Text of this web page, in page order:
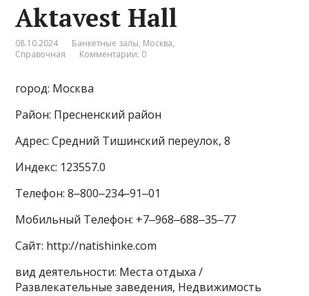
Aktavest Hall
08.10.2024 Банкетные залы, Москва,
Справочная
Комментарии: 0
город: Москва
Район: Пресненский район
Адрес: Средний Тишинский переулок, 8
Индекс: 123557.0
Телефон: 8‒800‒234‒91‒01
Мобильный Телефон: +7‒968‒688‒35‒77
Сайт: http://natishinke.com
вид деятельности: Места отдыха /
Развлекательные заведения, Недвижимость